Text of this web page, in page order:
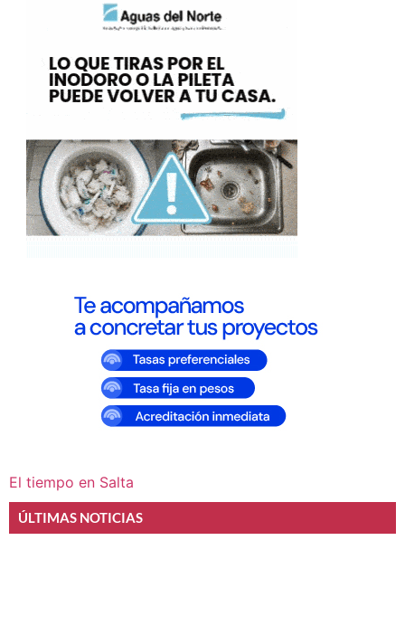
El tiempo en Salta
ÚLTIMAS NOTICIAS